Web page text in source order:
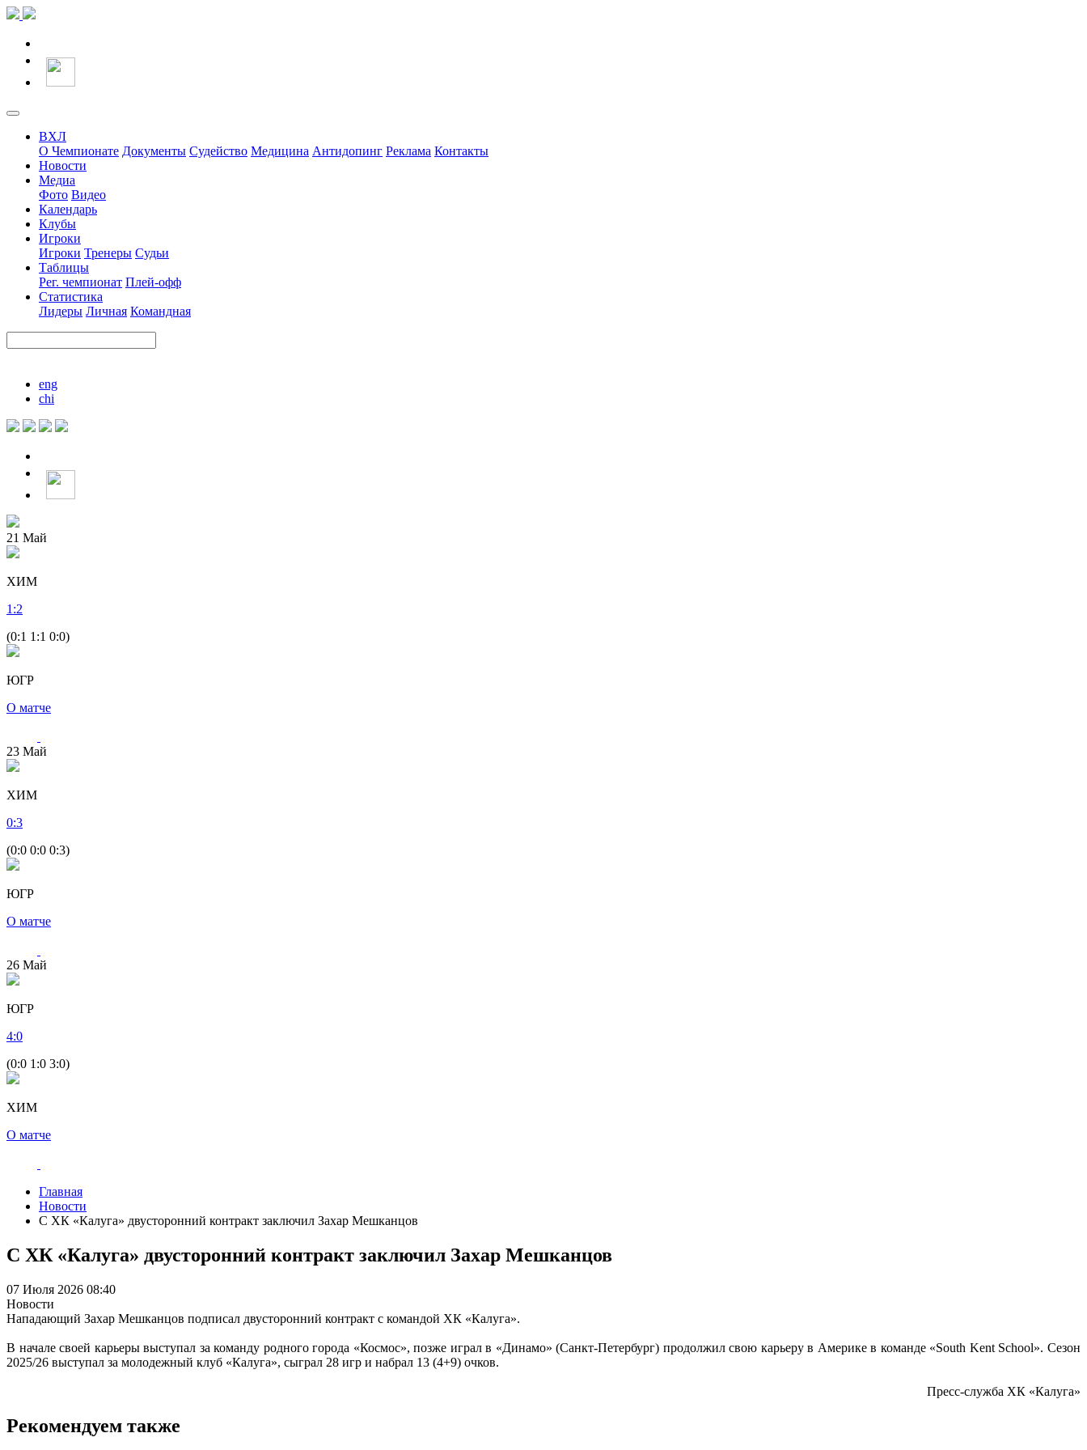
ВХЛ
О Чемпионате Документы Судейство Медицина Антидопинг Реклама Контакты
Новости
Медиа
Фото Видео
Календарь
Клубы
Игроки
Игроки Тренеры Судьи
Таблицы
Рег. чемпионат Плей-офф
Статистика
Лидеры Личная Командная
eng
chi
21 Май
ХИМ
1 :2
(0:1 1:1 0:0)
ЮГР
О матче
23 Май
ХИМ
0:3
(0:0 0:0 0:3)
ЮГР
О матче
26 Май
ЮГР
4:0
(0:0 1:0 3:0)
ХИМ
О матче
Главная
Новости
С ХК «Калуга» двусторонний контракт заключил Захар Мешканцов
С ХК «Калуга» двусторонний контракт заключил Захар Мешканцов
07 Июля 2026 08:40
Новости
Нападающий Захар Мешканцов подписал двусторонний контракт с командой ХК «Калуга».
В начале своей карьеры выступал за команду родного города «Космос», позже играл в «Динамо» (Санкт-Петербург) продолжил свою карьеру в Америке в команде «South Kent School». Сезон
2025/26 выступал за молодежный клуб «Калуга», сыграл 28 игр и набрал 13 (4+9) очков.
Пресс-служба ХК «Калуга»
Рекомендуем также